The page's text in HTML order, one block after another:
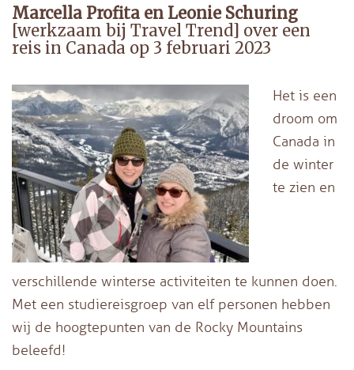
Marcella Profita en Leonie Schuring
[werkzaam bij Travel Trend] over een
reis in Canada op 3 februari 2023
Het is een
droom om
Canada in
de winter
te zien en
verschillende winterse activiteiten te kunnen doen.
Met een studiereisgroep van elf personen hebben
wij de hoogtepunten van de Rocky Mountains
beleefd!